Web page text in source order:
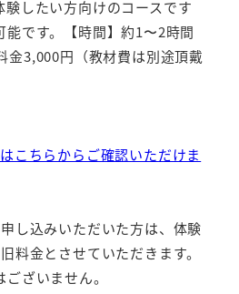
したい方向けのコースです
能です。【時間】約1〜2時間
3,000円（教材費は別途頂戴
こちらからご確認いただけま
し込みいただいた方は、体験
料金とさせていただきます。
ざいません。